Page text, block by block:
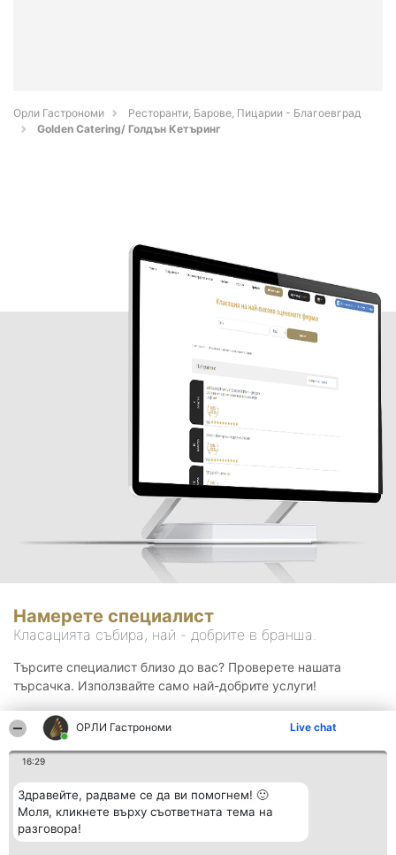
ОРЛИ Гастрономи Live chat
16:29
Здравейте, радваме се да ви помогнем! 🙂
Моля, кликнете върху съответната тема на
разговора!
Орли Гастрономи
Ресторанти, Барове, Пицарии - Благоевград
Golden Catering/ Голдън Кетъринг
Намерете специалист
Класацията събира, най - добрите в бранша.
Търсите специалист близо до вас? Проверете нашата
търсачка. Използвайте само най-добрите услуги!